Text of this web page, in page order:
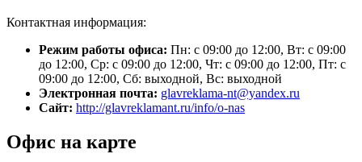
Контактная информация:
Режим работы офиса: Пн: с 09:00 до 12:00, Вт: с 09:00
до 12:00, Ср: с 09:00 до 12:00, Чт: с 09:00 до 12:00, Пт: с
09:00 до 12:00, Сб: выходной, Вс: выходной
Электронная почта: glavreklama-nt@yandex.ru
Сайт: http://glavreklamant.ru/info/o-nas
Офис на карте